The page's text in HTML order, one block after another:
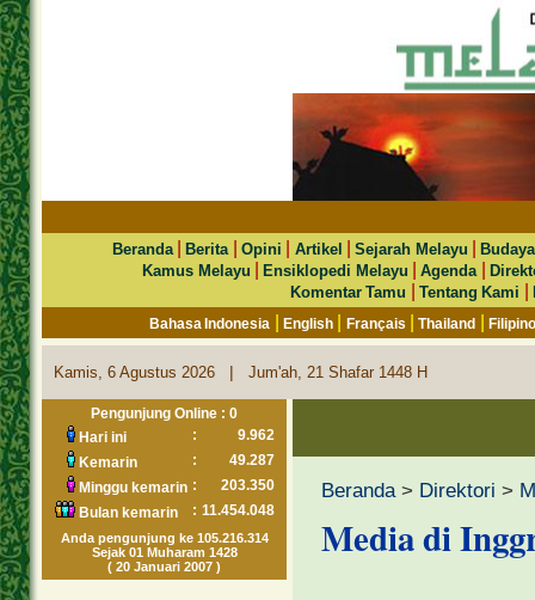
Beranda|Berita Opini Artikel |Sejarah Melayu |
Kamus Melayu
|Ensiklopedi Melayu |Agenda |
Komentar Tamu
|Tentang Kami |
Bahasa Indonesia |English Français |Thailand |
Kamis, 6 Agustus 2026 | Jum'ah, 21 Shafar 1448 H
Pengunjung Online : 0
Hari ini
:
9.962
Kemarin
:
49.287
Minggu kemarin :
203.350
Bulan kemarin
: 11.454.048
Anda pengunjung ke 105.216.314
Sejak 01 Muharam 1428
( 20 Januari 2007 )
Beranda> Direktori >
Media di